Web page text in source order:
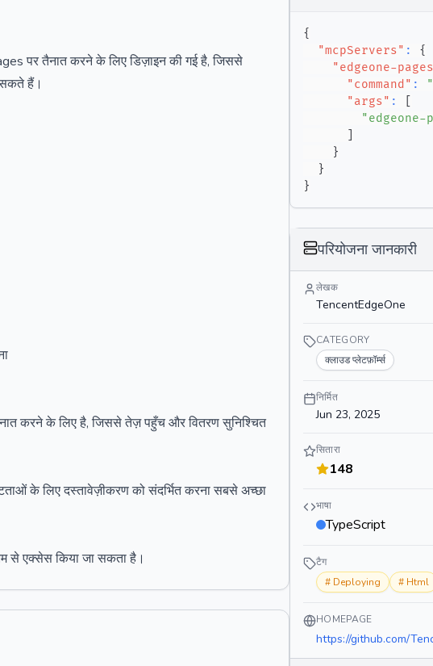
पर तैनात करने के लिए डिज़ाइन की गई है, जिससे
सकते हैं।
करने के लिए है, जिससे तेज़ पहुँच और वितरण सुनिश्चित
के लिए दस्तावेज़ीकरण को संदर्भित करना सबसे अच्छा
से एक्सेस किया जा सकता है।
{
"mcpServers" :
{
"edgeone-
"command" :
"args" :
"edgeone-
}
}
}
परियोजना जानकारी
लेखक
TencentEdgeOne
CATEGORY
क्लाउड प्लेटफ़ॉर्म्स
निर्मित
Jun 23, 2025
सितारा
148
भाषा
TypeScript
टैग
# Deploying # Html
HOMEPAGE
https://github.com/